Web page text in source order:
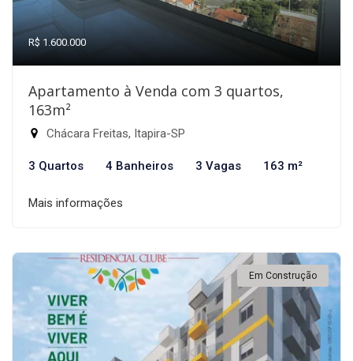
R$ 1.600.000
Apartamento à Venda com 3 quartos,
163m²
Chácara Freitas, Itapira-SP
3 Quartos 4 Banheiros 3 Vagas 163 m²
Mais informações
Em Construção